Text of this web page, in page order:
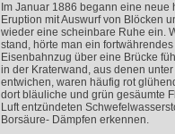
Im Januar 1886 begann eine neue
Eruption mit Auswurf von Blöcken
wieder eine scheinbare Ruhe ein.
stand, hörte man ein
Eisenbahnzug über eine Brücke
in der Kraterwand, aus denen
entwichen, waren häufig rot
dort bläuliche und grün gesäumte
Luft entzündeten
Borsäure- Dämpfen erkennen.